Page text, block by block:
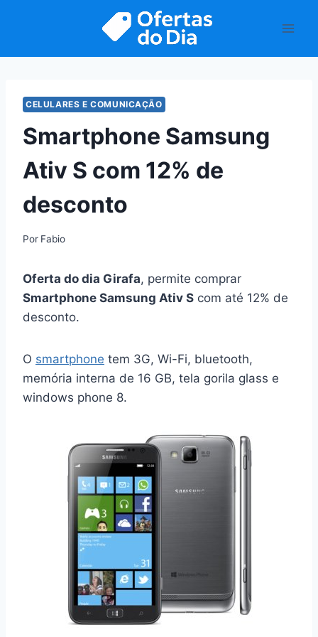
CELULARES E COMUNICAÇÃO
Smartphone Samsung
Ativ S com 12% de
desconto
Por Fabio
Oferta do dia Girafa, permite comprar
Smartphone Samsung Ativ S com até 12% de
desconto.
O smartphone tem 3G, Wi-Fi, bluetooth,
memória interna de 16 GB, tela gorila glass e
windows phone 8.